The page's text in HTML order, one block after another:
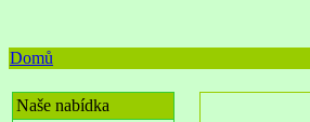
Domů
Naše nabídka